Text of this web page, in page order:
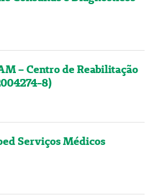
– Centro de Reabilitação
8)
Serviços Médicos